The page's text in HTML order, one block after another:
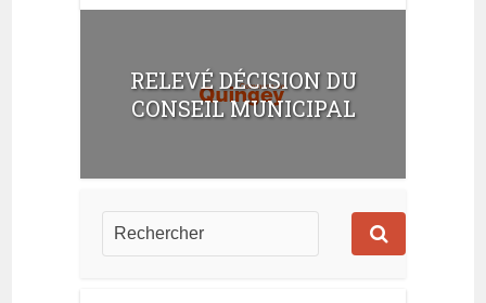
RELEVÉ DÉCISION DU
CONSEIL MUNICIPAL